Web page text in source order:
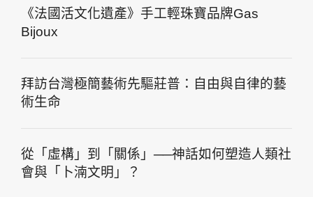
《法國活文化遺產》手工輕珠寶品牌Gas
Bijoux
拜訪台灣極簡藝術先驅莊普：自由與自律的藝
術生命
從「虛構」到「關係」──神話如何塑造人類社
會與「卜湳文明」？